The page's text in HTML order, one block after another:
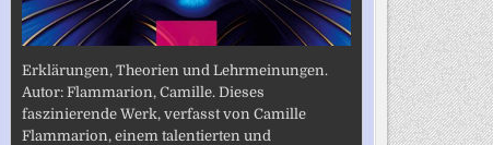
Erklärungen, Theorien und Lehrmeinungen.
Autor: Flammarion, Camille. Dieses
faszinierende Werk, verfasst von Camille
Flammarion, einem talentierten und